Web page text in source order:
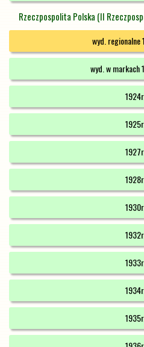
Rzeczpospolita Polska (II
wyd. regionalne
wyd. w markach
1924r.
1925r.
1927r.
1928r.
1930r.
1932r.
1933r.
1934r.
1935r.